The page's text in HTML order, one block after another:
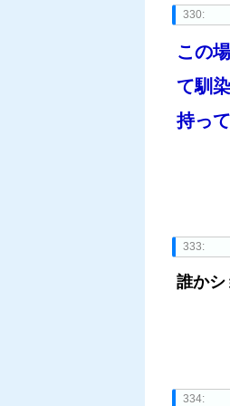
330:
この
て馴
持っ
333:
誰かシ
334: